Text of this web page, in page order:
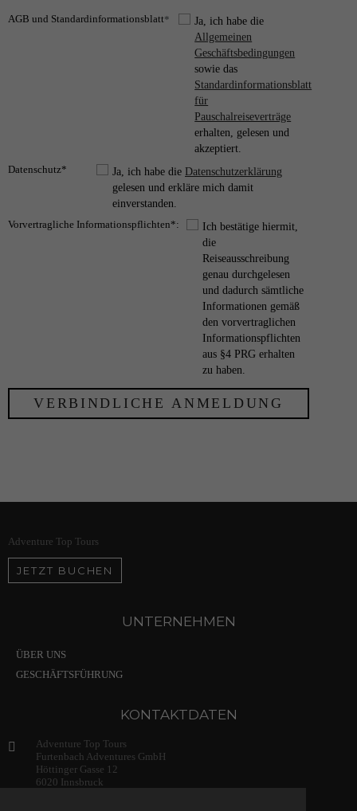
AGB und Standardinformationsblatt*
Ja, ich habe die
Allgemeinen
Geschäftsbedingungen
sowie das
Standardinformationsblatt
für
Pauschalreiseverträge
erhalten, gelesen und
akzeptiert.
Datenschutz*
Ja, ich habe die Datenschutzerklärung
gelesen und erkläre mich damit
einverstanden.
Vorvertragliche Informationspflichten*:
Ich bestätige hiermit,
die
Reiseausschreibung
genau durchgelesen
und dadurch sämtliche
Informationen gemäß
den vorvertraglichen
Informationspflichten
aus §4 PRG erhalten
zu haben.
Adventure Top Tours
JETZT BUCHEN
UNTERNEHMEN
ÜBER UNS
GESCHÄFTSFÜHRUNG
KONTAKTDATEN
Adventure Top Tours
Furtenbach Adventures GmbH
Höttinger Gasse 12
6020 Innsbruck